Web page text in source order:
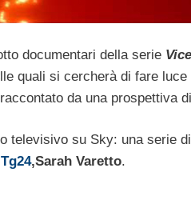
documentari della serie Vice
quali si cercherà di fare
da una prospettiva
televisivo su Sky: una serie
,Sarah Varetto.